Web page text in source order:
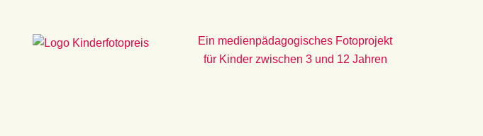
springen
Ein medienpädagogisches Fotoprojekt
für Kinder zwischen 3 und 12 Jahren